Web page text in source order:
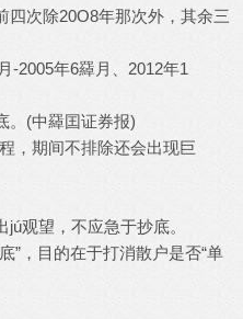
四次除20О8年那次外，其余三
-2005年6羄月、2012年1
。(中羄囯证券报)
，期间不排除还会出现巨
观望，不应急于抄底。
”，目的在于打消散户是否“单